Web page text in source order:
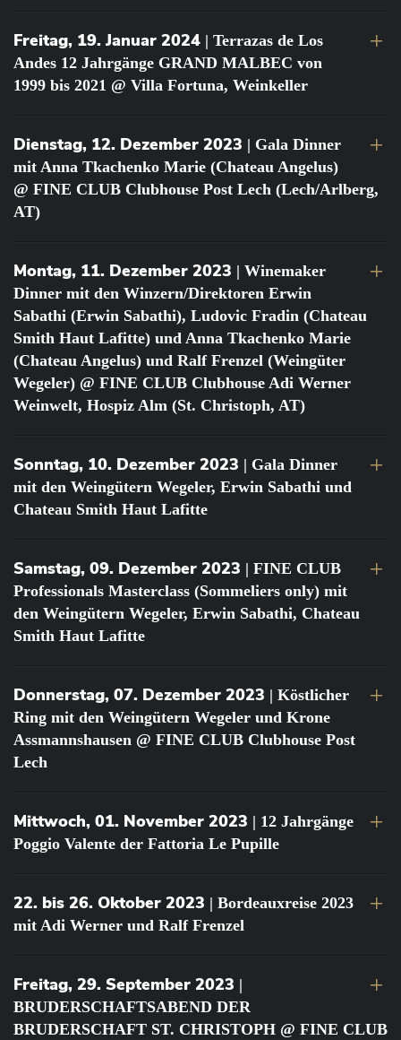
Freitag, 19. Januar 2024 | Terrazas de Los
Andes 12 Jahrgänge GRAND MALBEC von
1999 bis 2021 @ Villa Fortuna, Weinkeller
Dienstag, 12. Dezember 2023 | Gala Dinner
mit Anna Tkachenko Marie (Chateau Angelus)
@ FINE CLUB Clubhouse Post Lech (Lech/Arlberg,
AT)
Montag, 11. Dezember 2023 | Winemaker
Dinner mit den Winzern/Direktoren Erwin
Sabathi (Erwin Sabathi), Ludovic Fradin (Chateau
Smith Haut Lafitte) und Anna Tkachenko Marie
(Chateau Angelus) und Ralf Frenzel (Weingüter
Wegeler) @ FINE CLUB Clubhouse Adi Werner
Weinwelt, Hospiz Alm (St. Christoph, AT)
Sonntag, 10. Dezember 2023 | Gala Dinner
mit den Weingütern Wegeler, Erwin Sabathi und
Chateau Smith Haut Lafitte
Samstag, 09. Dezember 2023 | FINE CLUB
Professionals Masterclass (Sommeliers only) mit
den Weingütern Wegeler, Erwin Sabathi, Chateau
Smith Haut Lafitte
Donnerstag, 07. Dezember 2023 | Köstlicher
Ring mit den Weingütern Wegeler und Krone
Assmannshausen @ FINE CLUB Clubhouse Post
Lech
Mittwoch, 01. November 2023 | 12 Jahrgänge
Poggio Valente der Fattoria Le Pupille
22. bis 26. Oktober 2023 | Bordeauxreise 2023
mit Adi Werner und Ralf Frenzel
Freitag, 29. September 2023 |
BRUDERSCHAFTSABEND DER
BRUDERSCHAFT ST. CHRISTOPH @ FINE CLUB